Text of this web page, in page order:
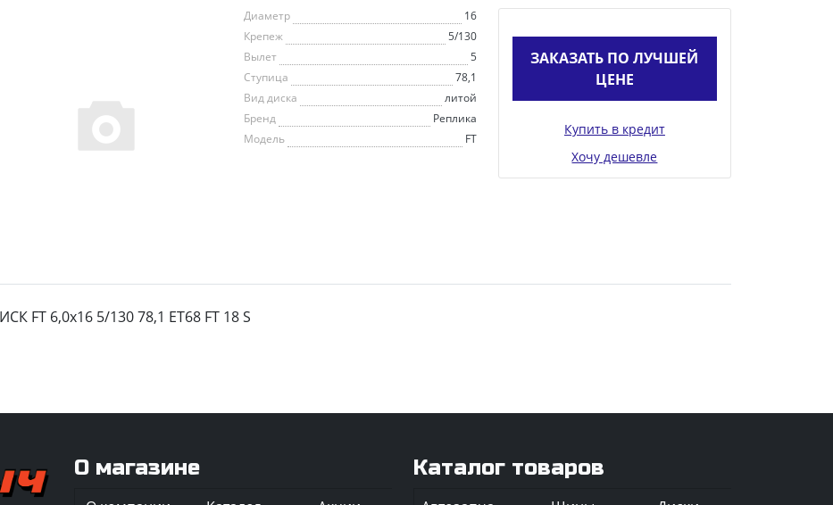
Диаметр
16
Крепеж
5/130
Вылет
5
Ступица
78,1
Вид диска
литой
Бренд
Реплика
Модель
FT
ЗАКАЗАТЬ ПО ЛУЧШЕЙ
ЦЕНЕ
Купить в кредит
Хочу дешевле
FT 6,0x16 5/130 78,1 ET68 FT 18 S
О магазине Каталог товаров